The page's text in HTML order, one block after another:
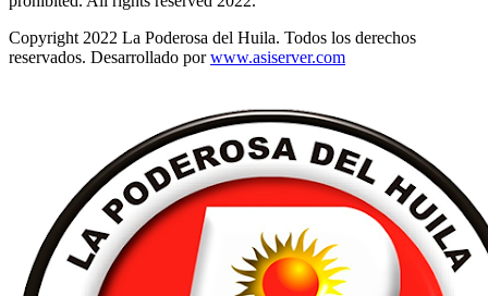
Copyright 2022 La Poderosa del Huila. Todos los derechos
reservados. Desarrollado porwww.asiserver.com